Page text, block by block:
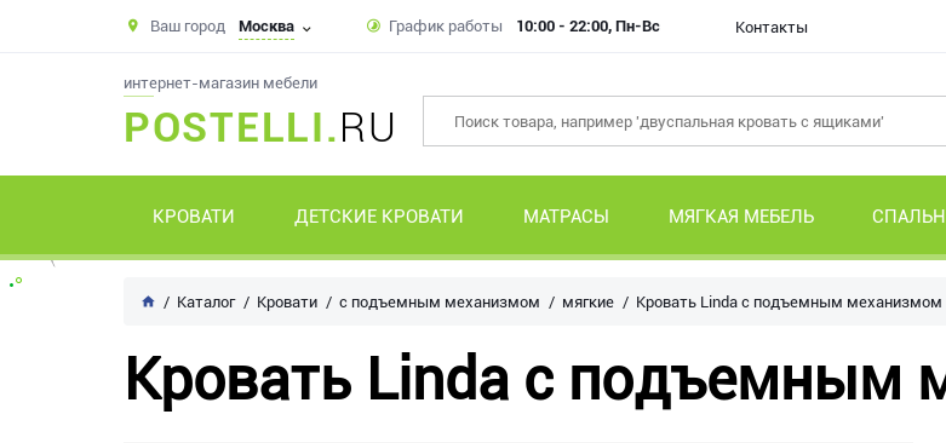
Ваш город Москва График работы 10:00 - 22:00, Пн-Вс Контакты
интернет-магазин мебели
POSTELLI.RU
КРОВАТИ ДЕТСКИЕ КРОВАТИ МАТРАСЫ МЯГКАЯ МЕБЕЛЬ
Каталог Кровати с подъемным механизмом мягкие Кровать Linda с подъемным механизмом
Кровать Linda с подъемным